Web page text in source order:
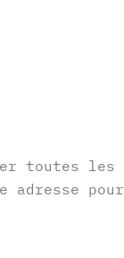
toutes les
adresse pour